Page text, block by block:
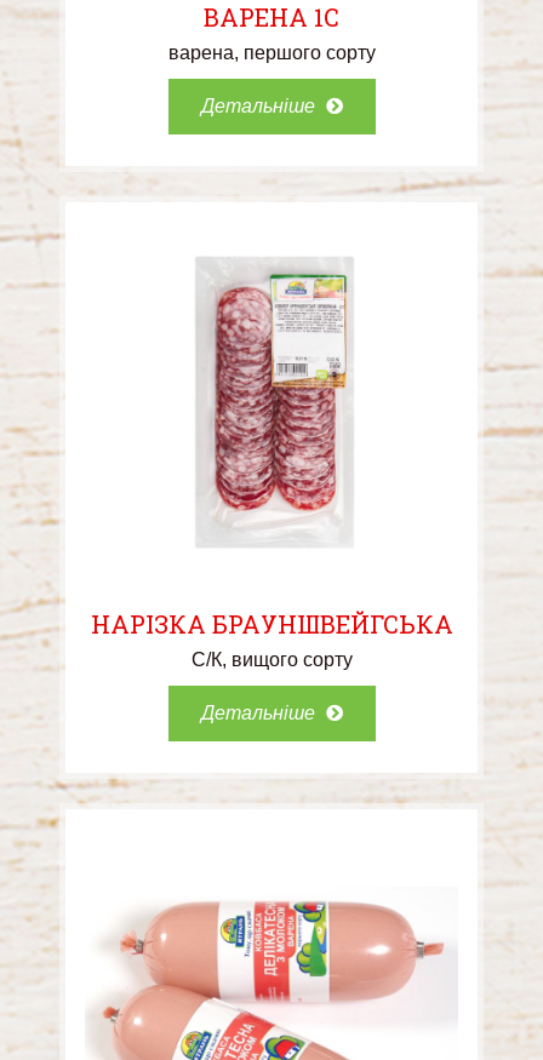
ВАРЕНА 1С
варена першого сорту
Детальніше
НАРІЗКА БРАУНШВЕЙГСЬКА
С/К вищого сорту
Детальніше